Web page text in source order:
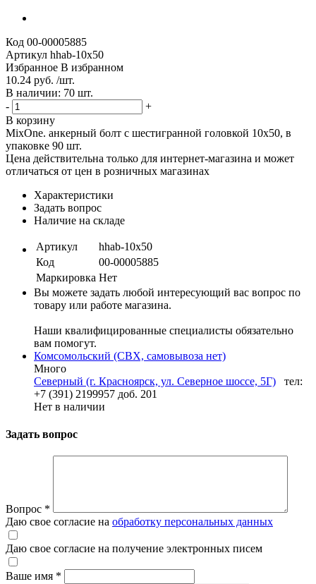
Код 00-00005885
Артикул hhab-10х50
Избранное В избранном
10.24 руб. /шт.
В наличии: 70 шт.
-
+
В корзину
MixOne. анкерный болт с шестигранной головкой 10х50, в
упаковке 90 шт.
Цена действительна только для интернет-магазина и может
отличаться от цен в розничных магазинах
Характеристики
Задать вопрос
Наличие на складе
Артикул
hhab-10х50
Код
00-00005885
Маркировка Нет
Вы можете задать любой интересующий вас вопрос по
товару или работе магазина.
Наши квалифицированные специалисты обязательно
вам помогут.
Комсомольский (СВХ, самовывоза нет)
Много
Северный (г. Красноярск, ул. Северное шоссе, 5Г)
тел:
+7 (391) 2199957 доб. 201
Нет в наличии
Задать вопрос
Вопрос *
Даю свое согласие на обработку персональных данных
Даю свое согласие на получение электронных писем
Ваше имя *